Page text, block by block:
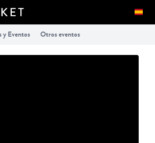
y Eventos Otros eventos